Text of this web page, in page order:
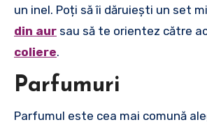
un inel. Poți să îi dăruiești un set
din aur sau să te orientez către
coliere.
Parfumuri
Parfumul este cea mai comună